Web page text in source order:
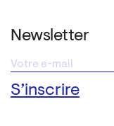
Newsletter